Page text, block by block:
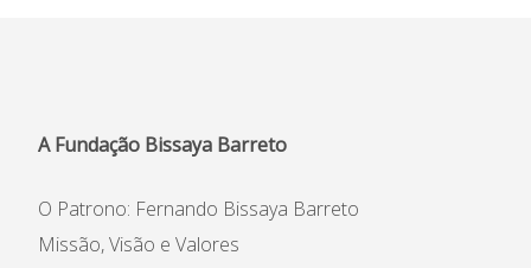
A Fundação Bissaya Barreto
O Patrono: Fernando Bissaya Barreto
Missão, Visão e Valores